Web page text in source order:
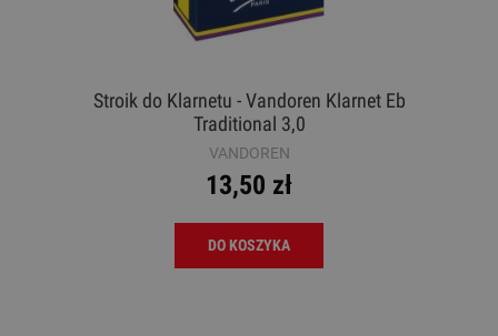
Stroik do Klarnetu - Vandoren Klarnet Eb
Traditional 3,0
VANDOREN
13,50 zł
DO KOSZYKA